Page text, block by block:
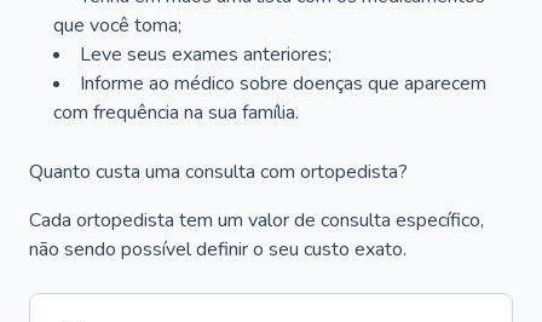
que você toma;
Leve seus exames anteriores;
Informe ao médico sobre doenças que aparecem
com frequência na sua família.
Quanto custa uma consulta com ortopedista?
Cada ortopedista tem um valor de consulta específico,
não sendo possível definir o seu custo exato.